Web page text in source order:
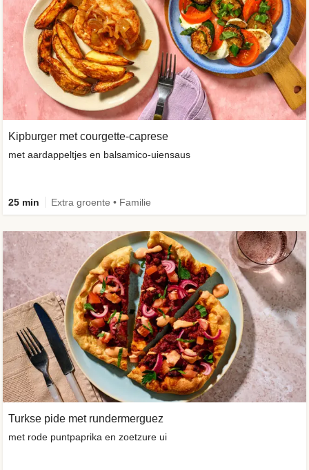
Kipburger met courgette-caprese
met aardappeltjes en balsamico-uiensaus
25 min Extra groente • Familie
Turkse pide met rundermerguez
met rode puntpaprika en zoetzure ui